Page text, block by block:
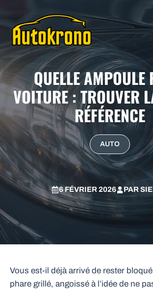
contenu
QUELLE AMPOULE
VOITURE : TROUVER
RÉFÉRENCE
AUTO
6 FÉVRIER 2026 PAR
Vous est-il déjà arrivé de rester
phare grillé, angoissé à l’idée de ne